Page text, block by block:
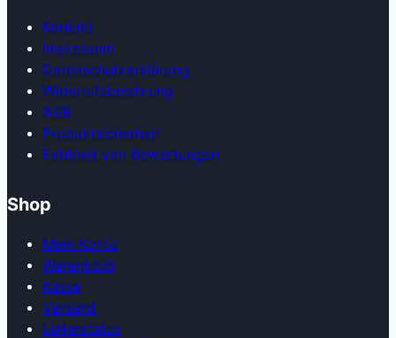
Kontakt
Impressum
Datenschutzerklärung
Widerrufsbelehrung
AGB
Produkt­sicherheit
Echtheit von Bewertungen
Shop
Mein Konto
Warenkorb
Kasse
Versand
Lieferstatus